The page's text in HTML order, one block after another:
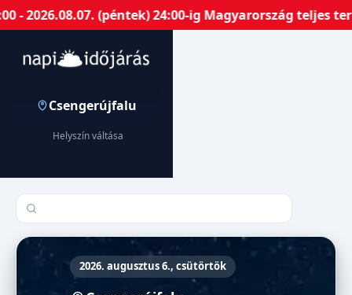
(péntek) 24:00-ig Magyarország teljes
Csengerújfalu
Helyszín váltása
Település keresése
2026. augusztus 6., csütörtök